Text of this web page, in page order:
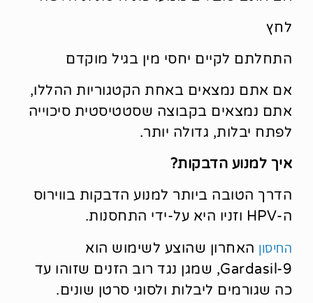
לחץ
התחלתם לקיים יחסי מין בגיל מוקדם
אם אתם נמצאים באחת הקטגוריות ההללו,
אתם נמצאים בקבוצה שסטטיסטית סיכוייה
לפתח יבלות, גדולה יותר.
איך למנוע הדבקות?
הדרך הטובה ביותר למנוע הדבקות בווירוס
ה-HPV וזניו היא על-ידי התחסנות.
החיסון האחרון שהוצע לשימוש הוא
Gardasil-9, שמגן נגד רוב הזנים שזוהו עד
כה שגורמים ליבלות ולסוגי סרטן שונים.